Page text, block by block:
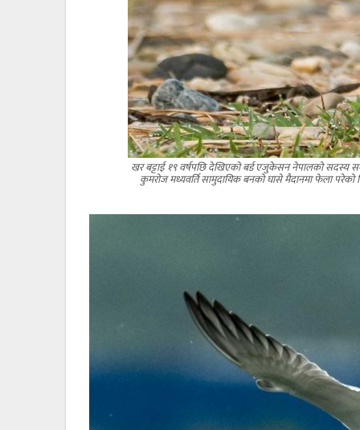
खर बट्टाई १९ वर्षपछि देखिएको बर्ड एजुकेसन नेपालको सदस्य
कुमरोज मध्यवर्ति सामुदायिक बनको घासे मैदानमा फेला परेको